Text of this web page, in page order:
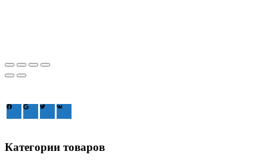
Категории товаров